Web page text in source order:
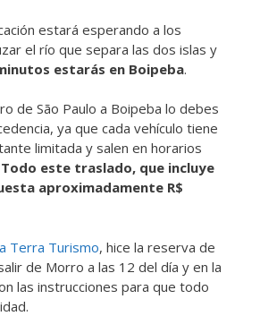
estará esperando a los
el río que separa las dos islas y
estarás en Boipeba.
de São Paulo a Boipeba lo debes
ya que cada vehículo tiene
limitada y salen en horarios
Todo este traslado, que incluye
aproximadamente R$
Terra Turismo, hice la reserva de
de Morro a las 12 del día y en la
las instrucciones para que todo